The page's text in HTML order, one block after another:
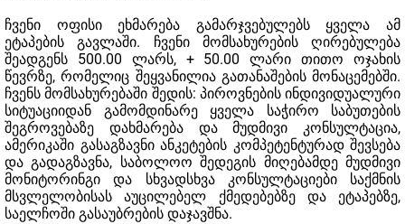
ჩვენი ოფისი ეხმარება გამარჯვებულებს ყველა ამ
ეტაპების გავლაში. ჩვენი მომსახურების ღირებულება
შეადგენს 500.00 ლარს, + 50.00 ლარი თითო ოჯახის
წევრზე, რომელიც შეყვანილია გათანაშების მონაცემებში.
ჩვენს მომსახურებაში შედის: პიროვნების ინდივიდუალური
სიტუაციიდან გამომდინარე ყველა საჭირო საბუთების
შეგროვებაზე დახმარება და მუდმივი კონსულტაცია,
ამერიკაში გასაგზავნი ანკეტების კომპეტენტურად შევსება
და გადაგზავნა, საბოლოო შედეგის მიღებამდე მუდმივი
მონიტორინგი და სხვადსხვა კონსულტაციები საქმნის
მსვლელობისას აუცილებელ ქმედებებზე და ეტაპებზე,
საელჩოში გასაუბრების დაჯავშნა.